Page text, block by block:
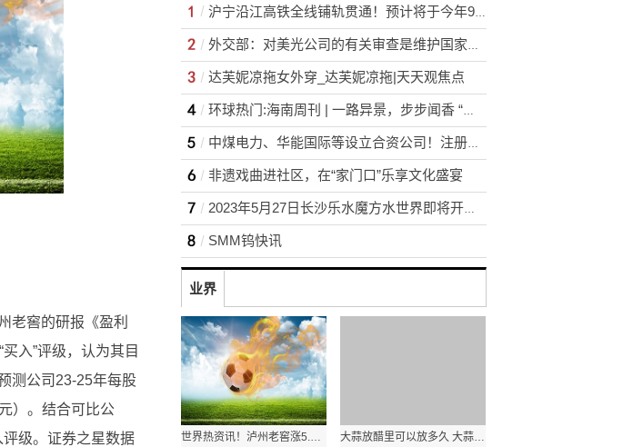
老窖的研报《盈利
入”评级，认为其目
测公司23-25年每股
）。结合可比公
级。证券之星数据
沪宁沿江高铁全线铺轨贯通！预计将于今年9月开通运营
外交部：对美光公司的有关审查是维护国家安全的必要措施
达芙妮凉拖女外穿_达芙妮凉拖|天天观焦点
环球热门:海南周刊 | 一路异景，步步闻香 “美丽农村路”邂逅大美琼海
中煤电力、华能国际等设立合资公司！注册资本24.1亿元_世界即时
非遗戏曲进社区，在“家门口”乐享文化盛宴
2023年5月27日长沙乐水魔方水世界即将开园 世界快消息
SMM钨快讯
业界
世界热资讯！泸州老窖涨5.09%，东方证券二周前给出“买入”评级，目标价238.68元 大蒜放醋里可以放多久 大蒜放醋里可以放多久啊 每日快看